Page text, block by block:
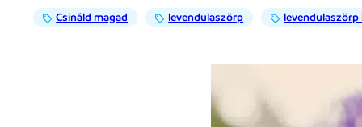
Csináld magad levendulaszörp levendulaszörp